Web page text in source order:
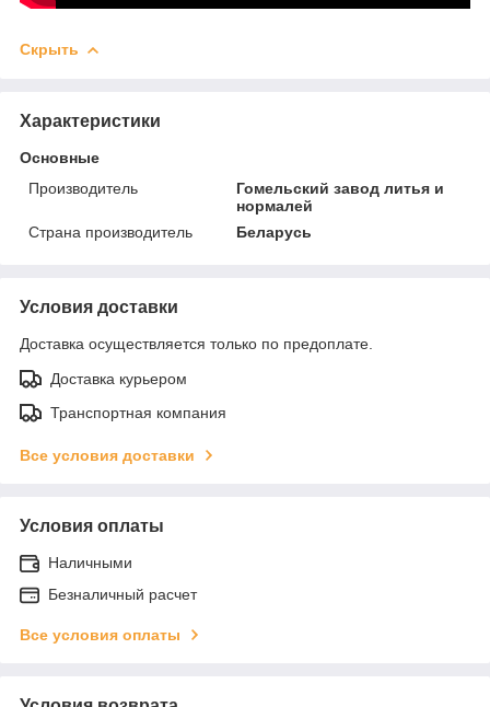
Скрыть
Характеристики
Основные
Производитель
Гомельский завод литья и
нормалей
Страна производитель
Беларусь
Условия доставки
Доставка осуществляется только по предоплате.
Доставка курьером
Транспортная компания
Все условия доставки
Условия оплаты
Наличными
Безналичный расчет
Все условия оплаты